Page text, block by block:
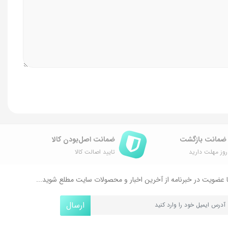
مهلت دارید
ضمانت اصل‌بودن کالا
تایید اصالت کالا
عضویت در خبرنامه از آخرین اخبار و محصولات سایت مطلع شوید...
ارسال